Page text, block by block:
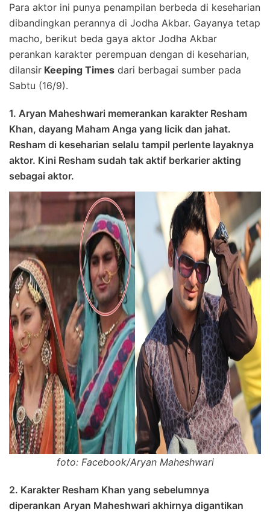
Para aktor ini punya penampilan berbeda di keseharian
dibandingkan perannya di Jodha Akbar. Gayanya tetap
macho, berikut beda gaya aktor Jodha Akbar
perankan karakter perempuan dengan di keseharian,
dilansir Keeping Times dari berbagai sumber pada
Sabtu (16/9).
1. Aryan Maheshwari memerankan karakter Resham
Khan, dayang Maham Anga yang licik dan jahat.
Resham di keseharian selalu tampil perlente layaknya
aktor. Kini Resham sudah tak aktif berkarier akting
sebagai aktor.
foto: Facebook/Aryan Maheshwari
2. Karakter Resham Khan yang sebelumnya
diperankan Aryan Maheshwari akhirnya digantikan